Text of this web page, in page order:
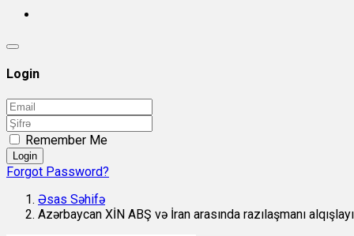
Login
Remember Me
Login
Forgot Password?
Əsas Səhifə
Azərbaycan XİN ABŞ və İran arasında razılaşmanı